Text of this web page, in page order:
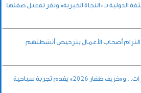
الدولية بـ «النجاة الخيرية» وتقر تفعيل صفتها
التزام أصحاب الأعمال بترخيص أنشطتهم
الطبيعة تروي حكاية التراث.. و«خريف ظفار 2026» يقدم تجربة سياحية